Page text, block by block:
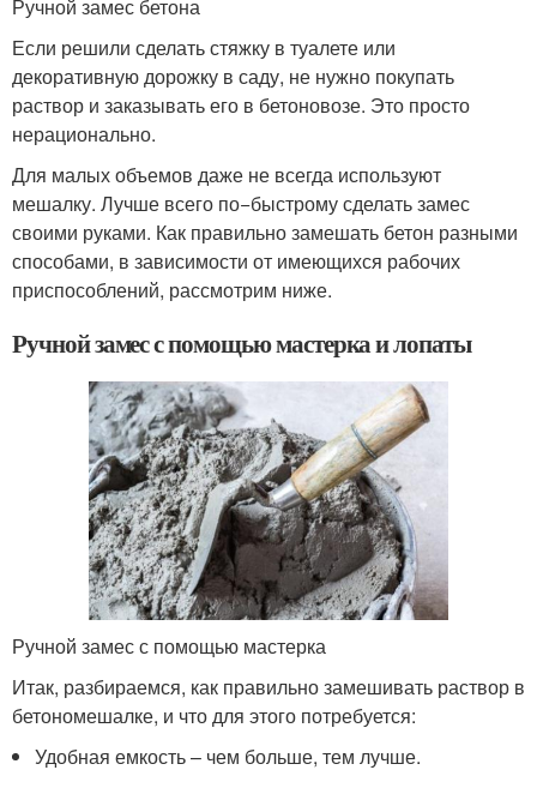
Ручной замес бетона
Если решили сделать стяжку в туалете или
декоративную дорожку в саду, не нужно покупать
раствор и заказывать его в бетоновозе. Это просто
нерационально.
Для малых объемов даже не всегда используют
мешалку. Лучше всего по−быстрому сделать замес
своими руками. Как правильно замешать бетон разными
способами, в зависимости от имеющихся рабочих
приспособлений, рассмотрим ниже.
Ручной замес с помощью мастерка и лопаты
Ручной замес с помощью мастерка
Итак, разбираемся, как правильно замешивать раствор в
бетономешалке, и что для этого потребуется:
Удобная емкость – чем больше, тем лучше.